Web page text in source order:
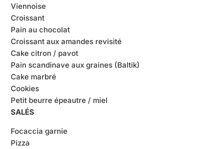
Viennoise
Croissant
Pain au chocolat
Croissant aux amandes revisité
Cake citron / pavot
Pain scandinave aux graines (Baltik)
Cake marbré
Cookies
Petit beurre épeautre / miel
SALÉS
Focaccia garnie
Pizza